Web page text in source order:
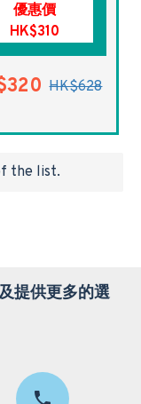
優惠價
HK$310
HK$628
the list.
提供更多的選